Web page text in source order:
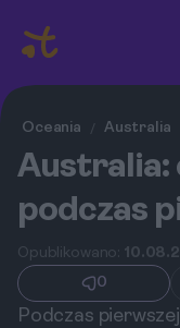
Oceania / Australia
Australia:
podczas
Opublikowano:
0
Podczas